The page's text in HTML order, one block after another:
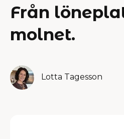
Från
molnet.
Lotta Tagesson